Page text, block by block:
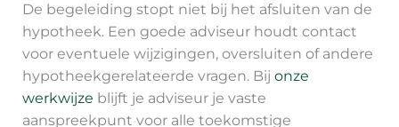
De begeleiding stopt niet bij het afsluiten van de
hypotheek. Een goede adviseur houdt contact
voor eventuele wijzigingen, oversluiten of andere
hypotheekgerelateerde vragen. Bij onze
werkwijze blijft je adviseur je vaste
aanspreekpunt voor alle toekomstige